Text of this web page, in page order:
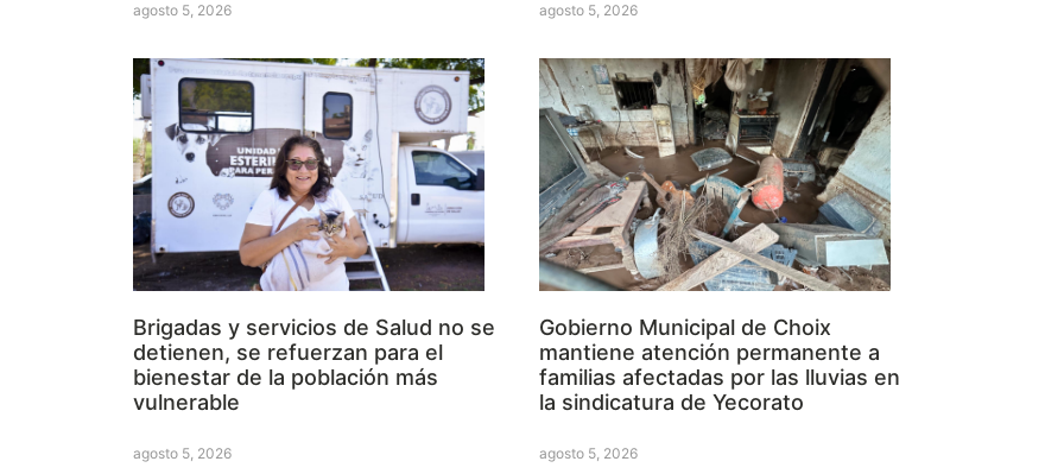
agosto 5, 2026 agosto 5, 2026
Brigadas y servicios de Salud no se
detienen, se refuerzan para el
bienestar de la población más
vulnerable
agosto 5, 2026
Gobierno Municipal de Choix
mantiene atención permanente a
familias afectadas por las lluvias en
la sindicatura de Yecorato
agosto 5, 2026